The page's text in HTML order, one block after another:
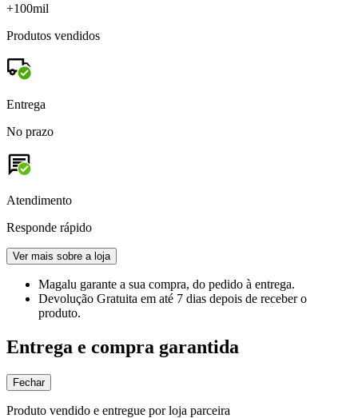
+100mil
Produtos vendidos
Entrega
No prazo
Atendimento
Responde rápido
Ver mais sobre a loja
Magalu garante a sua compra, do pedido à entrega.
Devolução Gratuita em até 7 dias depois de receber o
produto.
Entrega e compra garantida
Fechar
Produto vendido e entregue por loja parceira